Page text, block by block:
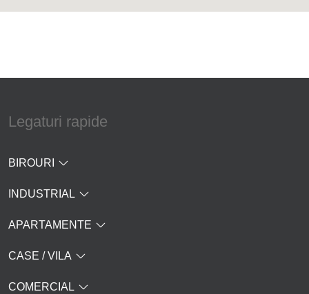
Legaturi rapide
BIROURI
INDUSTRIAL
APARTAMENTE
CASE / VILA
COMERCIAL